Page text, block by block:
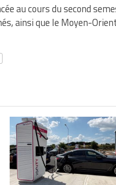
au cours du second
ainsi que le Moyen-